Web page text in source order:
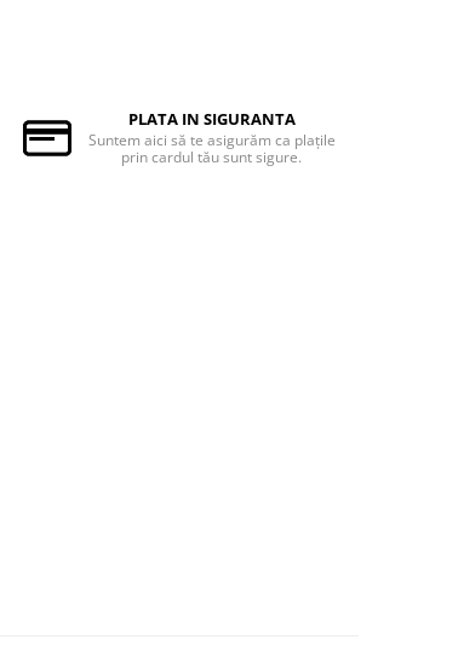
PLATA IN SIGURANTA
Suntem aici să te asigurăm ca plaţile
prin cardul tău sunt sigure.